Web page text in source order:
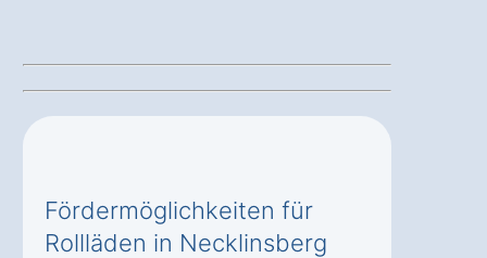
Fördermöglichkeiten für
Rollläden in Necklinsberg